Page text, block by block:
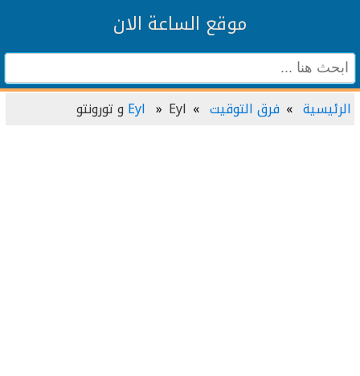
موقع الساعة الان
الرئيسية فرق التوقيت Eyl Eyl و تورونتو